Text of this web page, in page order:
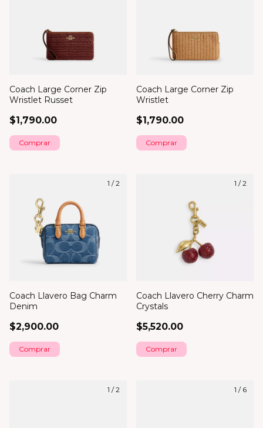
Coach Large Corner Zip
Wristlet Russet
$1,790.00
Coach Large Corner Zip
Wristlet
$1,790.00
1 /2
Coach Llavero Bag Charm
Denim
$2,900.00
Comprar
1 /2
Coach Llavero Cherry Charm
Crystals
$5,520.00
1 /2 1 / 6